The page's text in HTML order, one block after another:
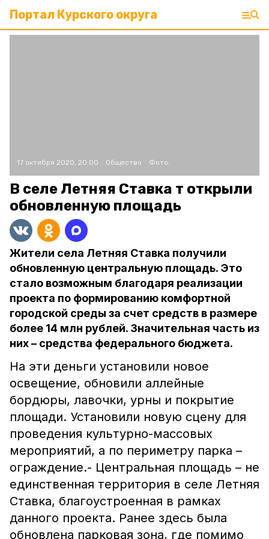
Портал Курского округа
17 октября 2020, 20:00 Общество Фото:
В селе Летняя Ставка т открыли
обновленную площадь
Жители села Летняя Ставка получили
обновленную центральную площадь. Это
стало возможным благодаря реализации
проекта по формированию комфортной
городской среды за счет средств в размере
более 14 млн рублей. Значительная часть из
них – средства федерального бюджета.
На эти деньги установили новое
освещение, обновили аллейные
бордюры, лавочки, урны и покрытие
площади. Установили новую сцену для
проведения культурно-массовых
мероприятий, а по периметру парка –
ограждение.- Центральная площадь – не
единственная территория в селе Летняя
Ставка, благоустроенная в рамках
данного проекта. Ранее здесь была
обновлена парковая зона, где помимо